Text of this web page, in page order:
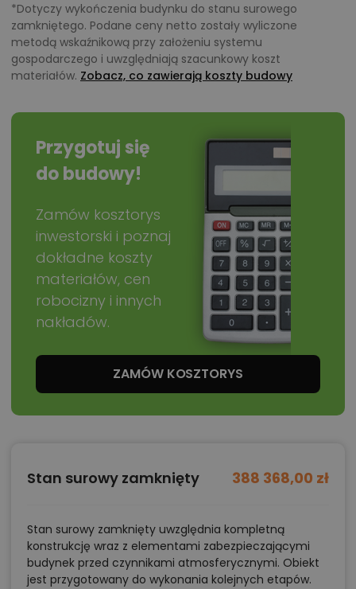
*Dotyczy wykończenia budynku do stanu surowego
zamkniętego. Podane ceny netto zostały wyliczone
metodą wskaźnikową przy założeniu systemu
gospodarczego i uwzględniają szacunkowy koszt
materiałów. Zobacz, co zawierają koszty budowy
Przygotuj się
do budowy!
Zamów kosztorys
inwestorski i poznaj
dokładne koszty
materiałów, cen
robocizny i innych
nakładów.
ZAMÓW KOSZTORYS
Stan surowy zamknięty 388 368,00 zł
Stan surowy zamknięty uwzględnia kompletną
konstrukcję wraz z elementami zabezpieczającymi
budynek przed czynnikami atmosferycznymi. Obiekt
jest przygotowany do wykonania kolejnych etapów.